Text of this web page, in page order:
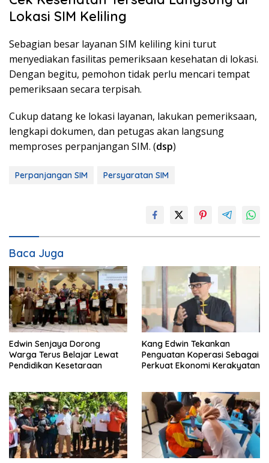
Lokasi SIM Keliling
Sebagian besar layanan SIM keliling kini turut
menyediakan fasilitas pemeriksaan kesehatan di lokasi.
Dengan begitu, pemohon tidak perlu mencari tempat
pemeriksaan secara terpisah.
Cukup datang ke lokasi layanan, lakukan pemeriksaan,
lengkapi dokumen, dan petugas akan langsung
memproses perpanjangan SIM. (dsp)
Perpanjangan SIM Persyaratan SIM
Baca Juga
Edwin Senjaya Dorong
Warga Terus Belajar Lewat
Pendidikan Kesetaraan
Kang Edwin Tekankan
Penguatan Koperasi Sebagai
Perkuat Ekonomi Kerakyatan